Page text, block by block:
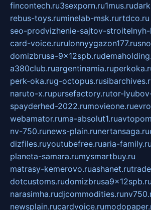
fincontech.ru3sexporn.ru1mus.ru
rebus-toys.ruminelab-msk.rurtdco.ru
seo-prodvizhenie-sajtov-
card-voice.rurulonnyygazon177.ru
domizbrusa-9x12spb.ru
a380club.ruargentinamia.ru
perk-oka.rug-octopus.ru
naruto-x.rupursefactory.rutor-
spayderhed-2022.rumovieone.ru
webamator.ruma-absolut1.ru
nv-750.runews-plain.runertansaga.ru
dizfiles.ruyoutubefree.ruaria-family.ru
planeta-samara.rumysmartbuy.ru
matrasy-kemerovo.ruashanet.ru
dotcustoms.rudomizbrusa9x12spb.ru
narasimha.rudjcommodities.ru
newsplain.rucardvoice.ru